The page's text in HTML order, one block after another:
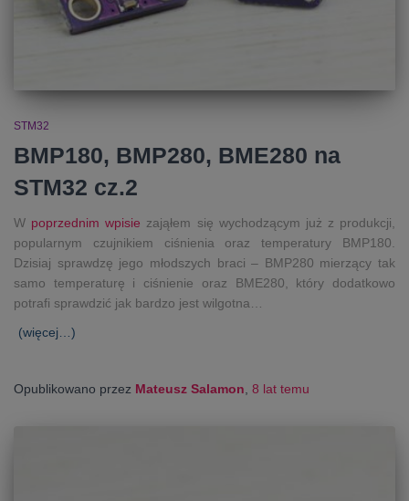
STM32
BMP180, BMP280, BME280 na
STM32 cz.2
W poprzednim wpisie zająłem się wychodzącym już z produkcji,
popularnym czujnikiem ciśnienia oraz temperatury BMP180.
Dzisiaj sprawdzę jego młodszych braci – BMP280 mierzący tak
samo temperaturę i ciśnienie oraz BME280, który dodatkowo
potrafi sprawdzić jak bardzo jest wilgotna…
(więcej…)
Opublikowano przez Mateusz Salamon 8 lat temu